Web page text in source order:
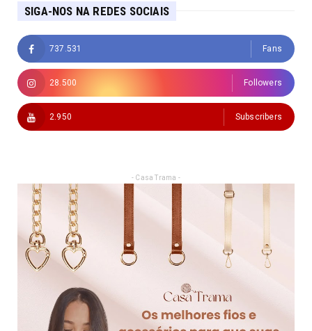
SIGA-NOS NA REDES SOCIAIS
737.531 Fans
28.500 Followers
2.950 Subscribers
- Casa Trama -